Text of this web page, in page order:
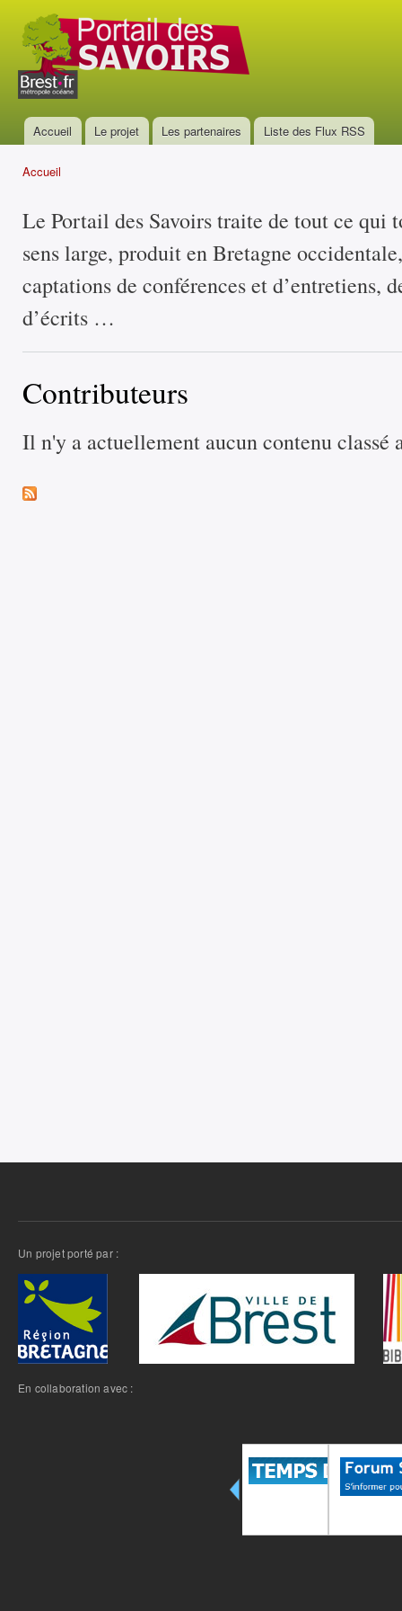
Portail
des
savoirs
Menu principal
Accueil Le projet Les partenaires Liste des Flux RSS
Accueil
Le Portail des Savoirs traite de tout ce qui
sens large, produit en Bretagne
captations de conférences et d’entretiens,
d’écrits …
Contributeurs
Il n'y a actuellement aucun contenu classé
Un projet porté par :
En collaboration avec :